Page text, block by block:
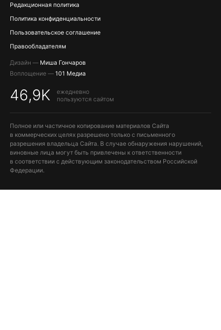
Редакционная политика
Политика конфиденциальности
Пользовательское соглашение
Правообладателям
Дизайн — Миша Гончаров
Воплощение — 101 Медиа
46,9K
ежедневно
пользуются сайтом
Полное или частичное копирование материалов Сайта
в коммерческих целях разрешено только с письменного
разрешения владельца Сайта. В случае обнаружения нарушений,
виновные лица могут быть привлечены к ответственности
в соответствии с действующим законодательством Российской
Федерации.